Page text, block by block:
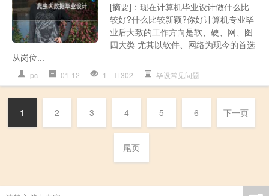
[摘要]：现在计算机毕业设计做什么比
较好?什么比较新颖?你好计算机专业毕
业后大致的工作方向是软、硬、网、图
四大类 尤其以软件、网络为现今的首选
从岗位...
pc 01-12 1 302 毕设常见问题
1 2 3 4 5 6 下一页
尾页